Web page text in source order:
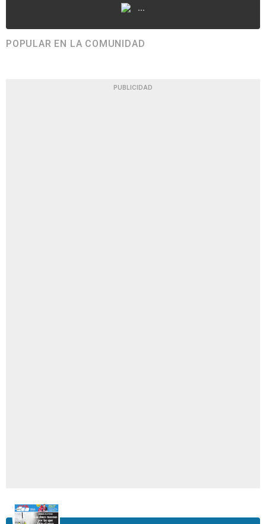
...
POPULAR EN LA COMUNIDAD
PUBLICIDAD